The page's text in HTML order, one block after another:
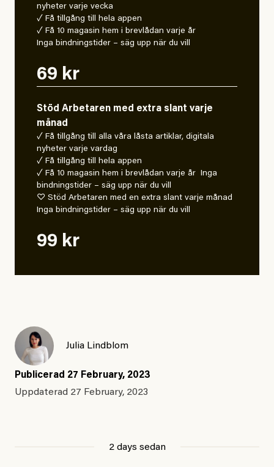
nyheter varje vecka
✓ Få tillgång till hela appen
✓ Få 10 magasin hem i brevlådan varje år
Inga bindningstider – säg upp när du vill
69 kr
Stöd Arbetaren med extra slant varje
månad
✓ Få tillgång till alla våra låsta artiklar, digitala
nyheter varje vardag
✓ Få tillgång till hela appen
✓ Få 10 magasin hem i brevlådan varje år Inga
bindningstider – säg upp när du vill
♡ Stöd Arbetaren med en extra slant varje månad
Inga bindningstider – säg upp när du vill
99 kr
Julia Lindblom
Publicerad 27 February, 2023
Uppdaterad 27 February, 2023
2 days sedan